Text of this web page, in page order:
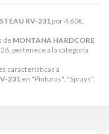
RV-231por4,60€.
deMONTANA HARDCORE
pertenece a la categoría
características a
231 en "Pinturas", "Sprays",